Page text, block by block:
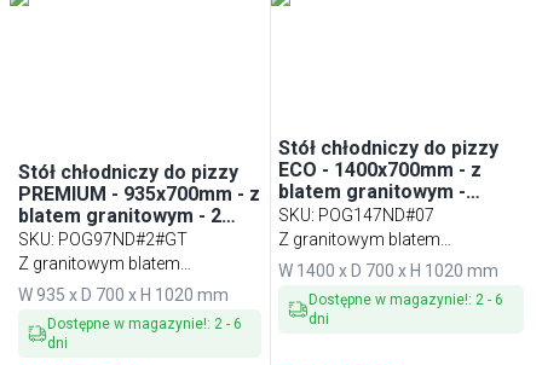
Stół chłodniczy do pizzy
PREMIUM - 935x700mm - z
blatem granitowym - 2
drzwi przeszklone
SKU: POG97ND#2#GT
Z granitowym blatem
roboczym
W 935 x D 700 x H 1020 mm
Dostępne w magazynie!: 2 - 6
dni
Stół chłodniczy do pizzy
ECO - 1400x700mm - z
blatem granitowym -
3‑drzwiowy
SKU: POG147ND#07
Z granitowym blatem
roboczym
W 1400 x D 700 x H 1020 mm
Dostępne w magazynie!: 2 - 6
dni